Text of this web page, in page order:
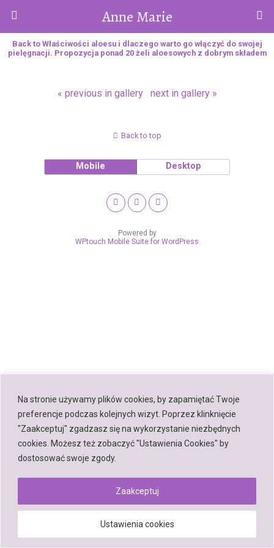
Na stronie używamy plików cookies, by zapamiętać Twoje
preferencje podczas kolejnych wizyt. Poprzez klinknięcie
"Zaakceptuj" zgadzasz się na wykorzystanie niezbędnych
cookies. Możesz też zobaczyć "Ustawienia Cookies" by
dostosować swoje zgody.
Ustawienia cookies
Zaakceptuj
Anne Marie
Back to Właściwości aloesu i dlaczego warto go włączyć do swojej
pielęgnacji. Propozycja ponad 20 żeli aloesowych z dobrym składem
« previous in gallery next in gallery »
Back to top
Mobile Desktop
Powered by
WPtouch Mobile Suite for WordPress